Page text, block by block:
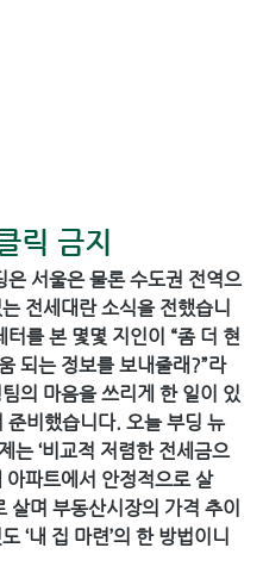
릭 금지
은 서울은 물론 수도권 전역으
전세대란 소식을 전했습니
터를 본 몇몇 지인이 “좀 더 현
되는 정보를 보내줄래?”라
의 마음을 쓰리게 한 일이 있
준비했습니다. 오늘 부딩 뉴
는 ‘비교적 저렴한 전세금으
아파트에서 안정적으로 살
살며 부동산시장의 가격 추이
‘내 집 마련’의 한 방법이니